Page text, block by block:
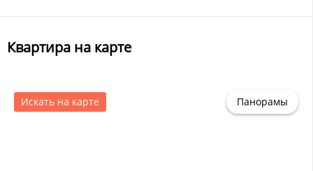
Квартира на карте
Искать на карте Панорамы